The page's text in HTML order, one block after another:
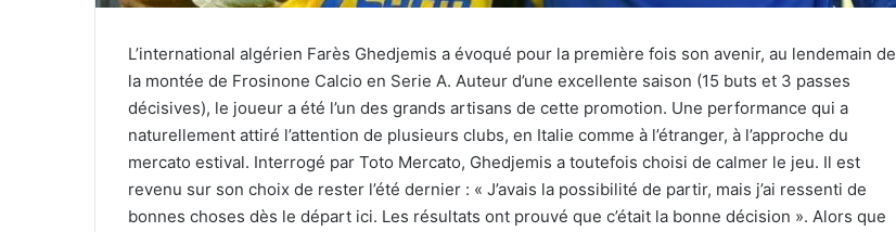
L’international algérien Farès Ghedjemis a évoqué pour la première fois son avenir, au lendemain de
la montée de Frosinone Calcio en Serie A. Auteur d’une excellente saison (15 buts et 3 passes
décisives), le joueur a été l’un des grands artisans de cette promotion. Une performance qui a
naturellement attiré l’attention de plusieurs clubs, en Italie comme à l’étranger, à l’approche du
mercato estival. Interrogé par Toto Mercato, Ghedjemis a toutefois choisi de calmer le jeu. Il est
revenu sur son choix de rester l’été dernier : « J’avais la possibilité de partir, mais j’ai ressenti de
bonnes choses dès le départ ici. Les résultats ont prouvé que c’était la bonne décision ». Alors que